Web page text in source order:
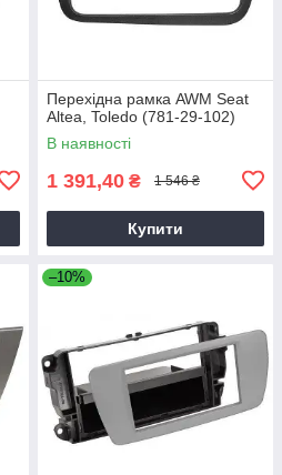
Перехідна рамка AWM Seat
Altea, Toledo (781-29-102)
В наявності
1 391,40 ₴ 1 546 ₴
Купити
–10%